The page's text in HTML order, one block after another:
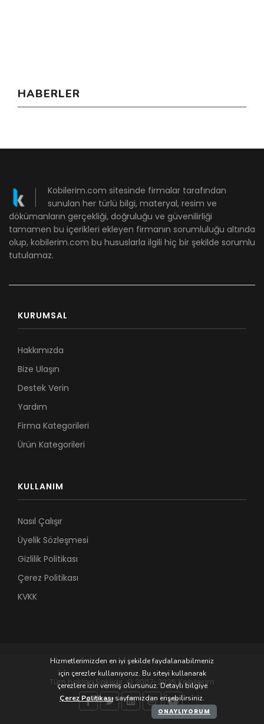
HABERLER
Kobilerim.com sitesinde firmalar tarafından
sunulan her türlü bilgi, materyal, resim ve
dökümanların gerçekliği, doğruluğu ve güvenilirliği
tamamen bu içerikleri ekleyen firmanın sorumluluğu altında
olup, kobilerim.com bu hususlarla ilgili hiç bir şekilde sorumlu
tutulamaz.
KURUMSAL
Hakkımızda
Bize Ulaşın
Destek Verin
Yardım
Firma Kategorileri
Ürün Kategorileri
KULLANIM
Nasıl Çalışır
Üyelik Sözleşmesi
Gizlilik Politikası
Çerez Politikası
KVKK
Tüm hakları Saklıdır. © 2007-2026 Kobilerim
Hizmetlerimizden en iyi şekilde faydalanabilmeniz
için çerezler kullanıyoruz. Bu siteyi kullanarak
çerezlere izin vermiş olursunuz. Detaylı bilgiye
Çerez Politikasısayfamızdan erişebilirsiniz.
ONAYLIYORUM